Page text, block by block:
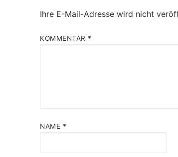
Ihre E-Mail-Adresse wird nicht
KOMMENTAR *
NAME *